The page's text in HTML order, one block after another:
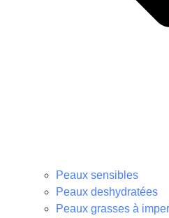
Peaux sensibles
Peaux deshydratées
Peaux grasses à